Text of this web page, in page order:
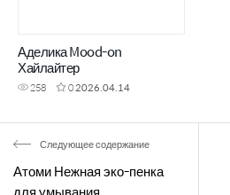
Аделика Mood-on
Хайлайтер
258 02026.04.14
Следующее содержание
Атоми Нежная эко-пенка
для умывания